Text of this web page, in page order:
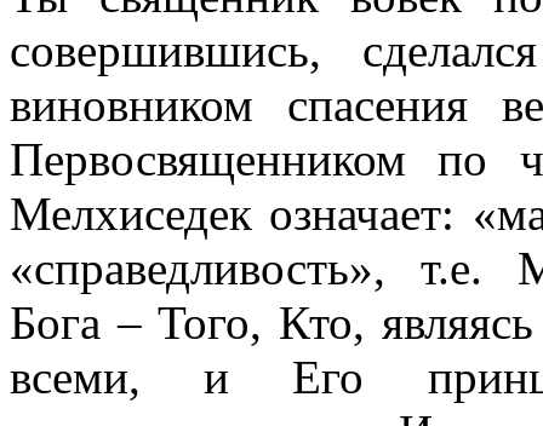
совершившись,
виновником спасения
Первосвященником по
Мелхиседек означает:
«справедливость»,
Бога – Того, Кто,
всеми, и Его